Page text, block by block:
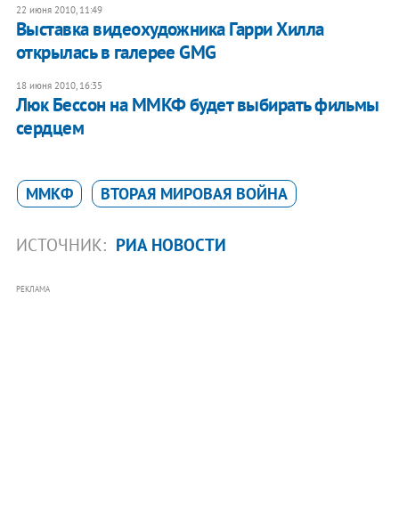
22 июня 2010, 11:49
Выставка видеохудожника Гарри Хилла
открылась в галерее GMG
18 июня 2010, 16:35
Люк Бессон на ММКФ будет выбирать фильмы
сердцем
ММКФ ВТОРАЯ МИРОВАЯ ВОЙНА
ИСТОЧНИК: РИА НОВОСТИ
РЕКЛАМА